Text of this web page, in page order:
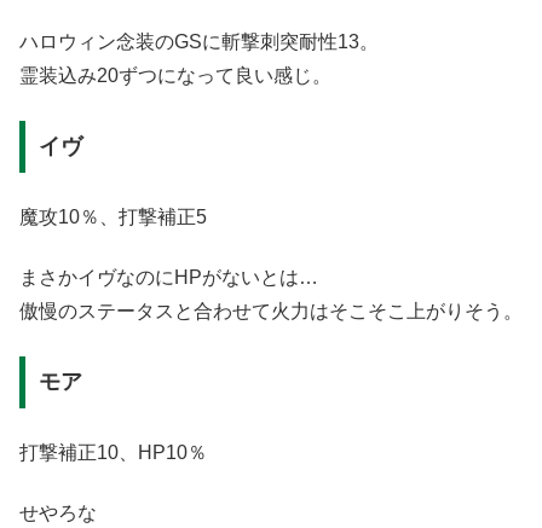
ハロウィン念装のGSに斬撃刺突耐性13。
霊装込み20ずつになって良い感じ。
イヴ
魔攻10％、打撃補正5
まさかイヴなのにHPがないとは…
傲慢のステータスと合わせて火力はそこそこ上がりそう。
モア
打撃補正10、HP10％
せやろな